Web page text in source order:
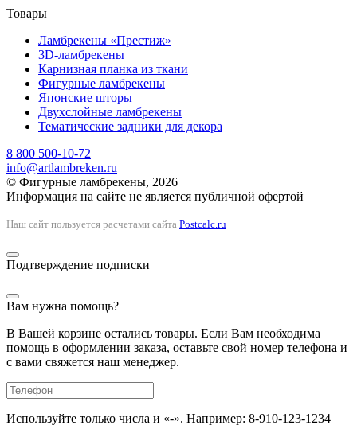
Товары
Ламбрекены «Престиж»
3D-ламбрекены
Карнизная планка из ткани
Фигурные ламбрекены
Японские шторы
Двухслойные ламбрекены
Тематические задники для декора
8 800 500-10-72
info@artlambreken.ru
© Фигурные ламбрекены, 2026
Информация на сайте не является публичной офертой
Наш сайт пользуется расчетами сайта Postcalc.ru
Подтверждение подписки
Вам нужна помощь?
В Вашей корзине остались товары. Если Вам необходима
помощь в оформлении заказа, оставьте свой номер телефона и
с вами свяжется наш менеджер.
Используйте только числа и «-». Например: 8-910-123-1234